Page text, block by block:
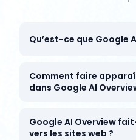
Qu’est-ce que Google
Comment faire
dans Google AI
Google AI Overview
vers les sites web ?